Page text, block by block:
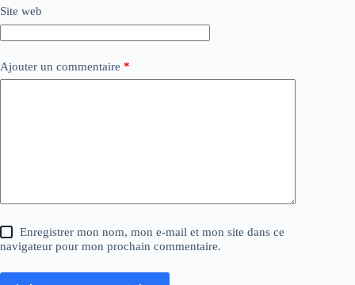
Site web
Ajouter un commentaire *
Enregistrer mon nom, mon e-mail et mon site dans ce
navigateur pour mon prochain commentaire.